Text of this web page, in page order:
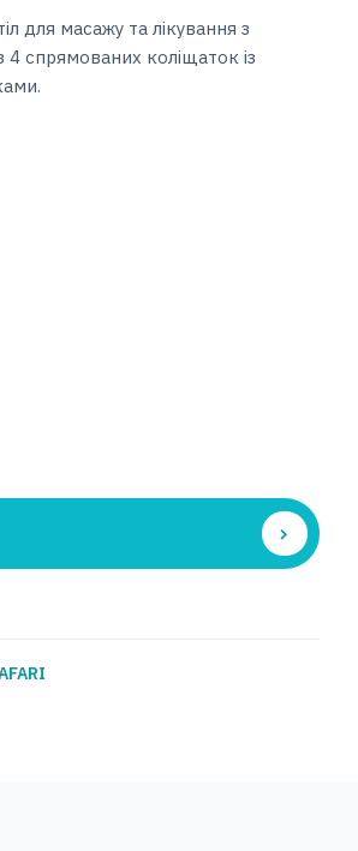
для масажу та лікування з
спрямованих коліщаток із